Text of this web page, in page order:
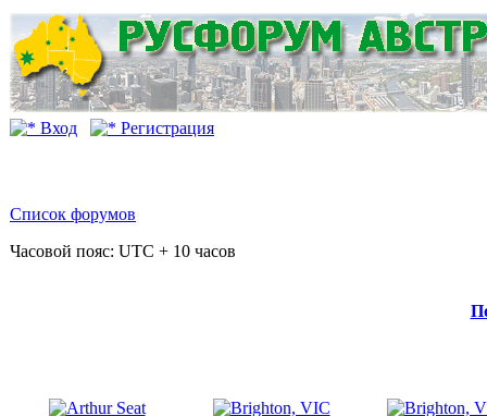
Вход Регистрация
Список форумов
Часовой пояс: UTC + 10 часов